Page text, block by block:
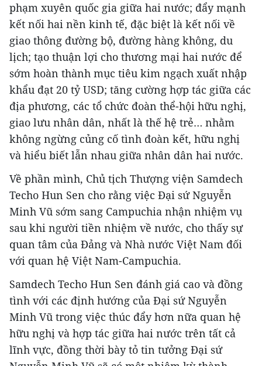
phạm xuyên quốc gia giữa hai nước; đẩy mạnh
kết nối hai nền kinh tế, đặc biệt là kết nối về
giao thông đường bộ, đường hàng không, du
lịch; tạo thuận lợi cho thương mại hai nước để
sớm hoàn thành mục tiêu kim ngạch xuất nhập
khẩu đạt 20 tỷ USD; tăng cường hợp tác giữa các
địa phương, các tổ chức đoàn thể-hội hữu nghị,
giao lưu nhân dân, nhất là thế hệ trẻ… nhằm
không ngừng củng cố tình đoàn kết, hữu nghị
và hiểu biết lẫn nhau giữa nhân dân hai nước.
Về phần mình, Chủ tịch Thượng viện Samdech
Techo Hun Sen cho rằng việc Đại sứ Nguyễn
Minh Vũ sớm sang Campuchia nhận nhiệm vụ
sau khi người tiền nhiệm về nước, cho thấy sự
quan tâm của Đảng và Nhà nước Việt Nam đối
với quan hệ Việt Nam-Campuchia.
Samdech Techo Hun Sen đánh giá cao và đồng
tình với các định hướng của Đại sứ Nguyễn
Minh Vũ trong việc thúc đẩy hơn nữa quan hệ
hữu nghị và hợp tác giữa hai nước trên tất cả
lĩnh vực, đồng thời bày tỏ tin tưởng Đại sứ